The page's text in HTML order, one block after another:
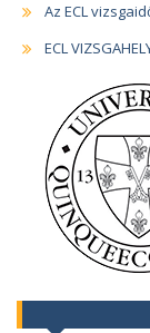
Az ECL
ECL